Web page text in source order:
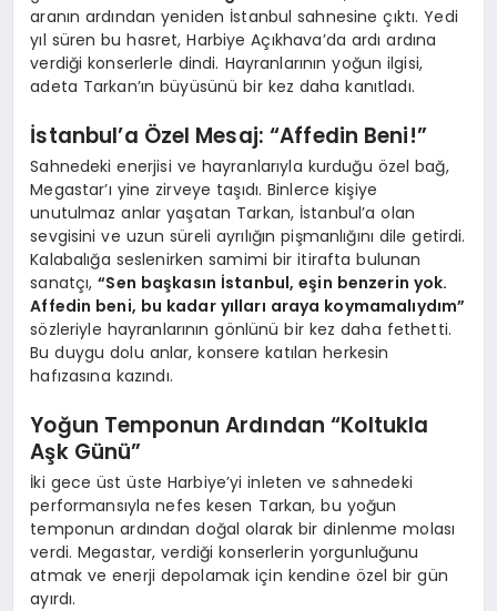
aranın ardından yeniden İstanbul sahnesine çıktı. Yedi
yıl süren bu hasret, Harbiye Açıkhava’da ardı ardına
verdiği konserlerle dindi. Hayranlarının yoğun ilgisi,
adeta Tarkan’ın büyüsünü bir kez daha kanıtladı.
İstanbul’a Özel Mesaj: “Affedin Beni!”
Sahnedeki enerjisi ve hayranlarıyla kurduğu özel bağ,
Megastar’ı yine zirveye taşıdı. Binlerce kişiye
unutulmaz anlar yaşatan Tarkan, İstanbul’a olan
sevgisini ve uzun süreli ayrılığın pişmanlığını dile getirdi.
Kalabalığa seslenirken samimi bir itirafta bulunan
sanatçı,“Sen başkasın İstanbul, eşin benzerin yok.
Affedin beni, bu kadar yılları araya koymamalıydım”
sözleriyle hayranlarının gönlünü bir kez daha fethetti.
Bu duygu dolu anlar, konsere katılan herkesin
hafızasına kazındı.
Yoğun Temponun Ardından “Koltukla
Aşk Günü”
İki gece üst üste Harbiye’yi inleten ve sahnedeki
performansıyla nefes kesen Tarkan, bu yoğun
temponun ardından doğal olarak bir dinlenme molası
verdi. Megastar, verdiği konserlerin yorgunluğunu
atmak ve enerji depolamak için kendine özel bir gün
ayırdı.